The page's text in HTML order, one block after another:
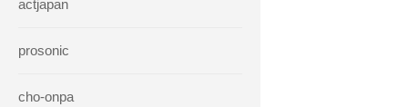
actjapan
prosonic
cho-onpa